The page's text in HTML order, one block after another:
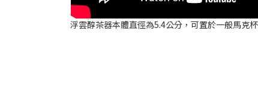
浮雲醇茶器本體直徑為5.4公分，可置於一般馬克